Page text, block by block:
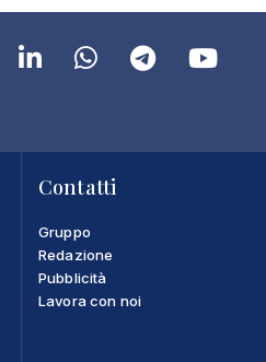
Contatti
Gruppo
Redazione
Pubblicità
Lavora con noi